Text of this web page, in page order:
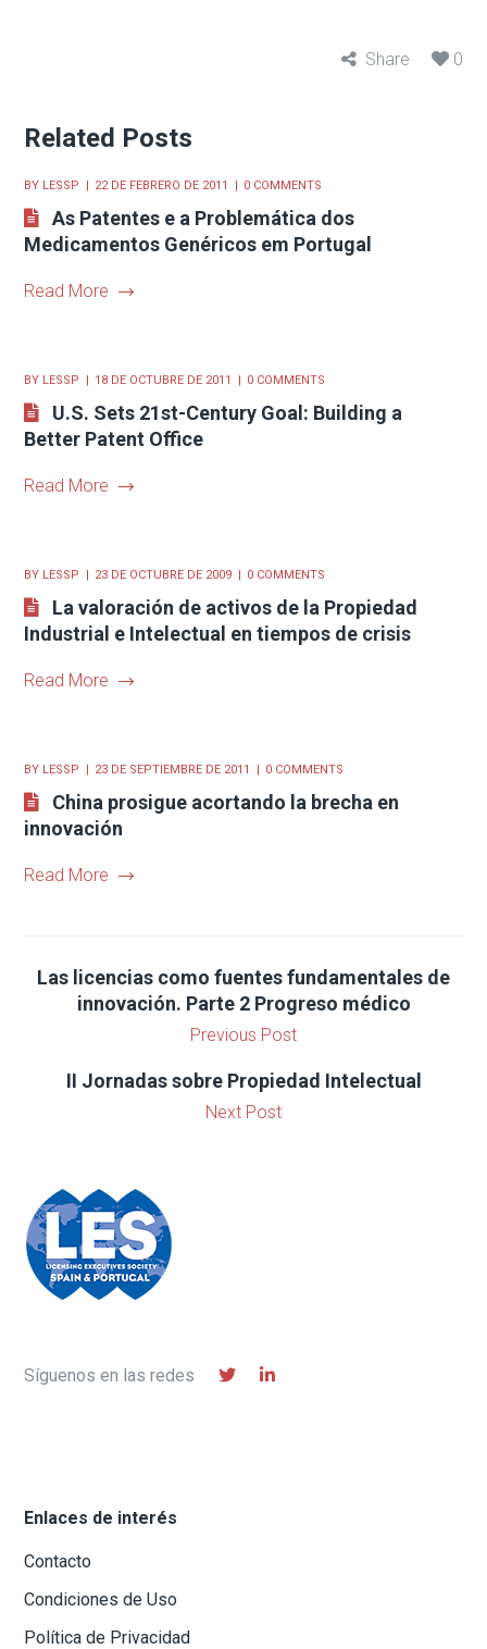
Share 0
Related Posts
BY LESSP 22 DE FEBRERO DE 2011 0 COMMENTS
As Patentes e a Problemática dos
Medicamentos Genéricos em Portugal
Read More
BY LESSP 18 DE OCTUBRE DE 2011 0 COMMENTS
U.S. Sets 21st-Century Goal: Building a
Better Patent Office
Read More
BY LESSP 23 DE OCTUBRE DE 2009 0 COMMENTS
La valoración de activos de la Propiedad
Industrial e Intelectual en tiempos de crisis
Read More
BY LESSP 23 DE SEPTIEMBRE DE 2011 0 COMMENTS
China prosigue acortando la brecha en
innovación
Read More
Las licencias como fuentes fundamentales de
innovación. Parte 2 Progreso médico
Previous Post
II Jornadas sobre Propiedad Intelectual
Next Post
Síguenos en las redes
Enlaces de interés
Contacto
Condiciones de Uso
Política de Privacidad